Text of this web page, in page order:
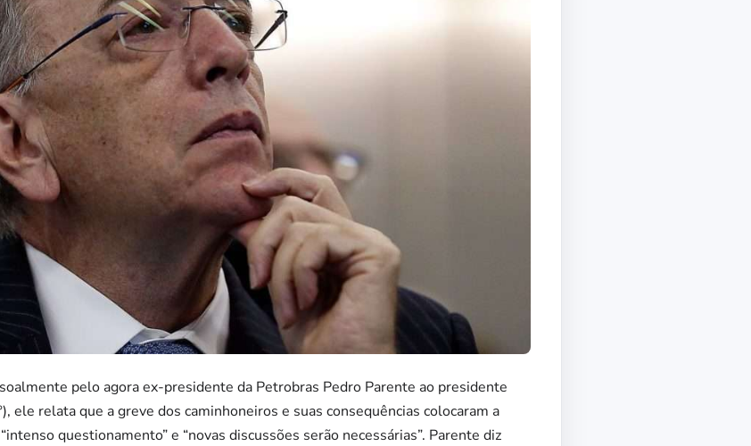
pelo agora ex-presidente da Petrobras Pedro Parente ao presidente
ele relata que a greve dos caminhoneiros e suas consequências colocaram a
questionamento” e “novas discussões serão necessárias”. Parente diz